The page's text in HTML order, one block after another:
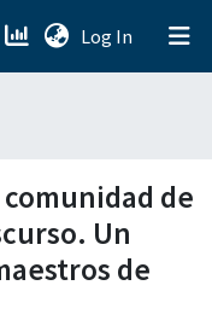
Log In (current)
de
Un
de